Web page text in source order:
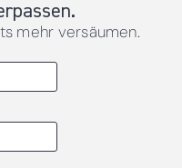
mehr versäumen.